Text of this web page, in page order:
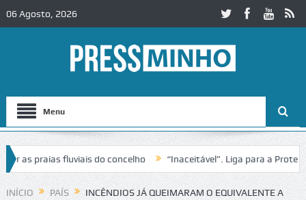
06 Agosto, 2026
Menu
praias fluviais do concelho “Inaceitável”. Liga para a Proteção
de trânsito no IC2 em Alcobaça Igreja do Castelo de
INÍCIO PAÍS
INCÊNDIOS JÁ QUEIMARAM O EQUIVALENTE A